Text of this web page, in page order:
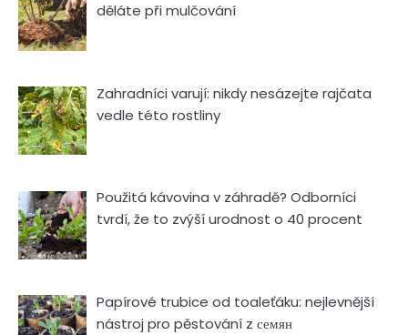
děláte při mulčování
Zahradníci varují: nikdy nesázejte rajčata
vedle této rostliny
Použitá kávovina v záhradě? Odborníci
tvrdí, že to zvýší urodnost o 40 procent
Papírové trubice od toaleťáku: nejlevnější
nástroj pro pěstování z семян